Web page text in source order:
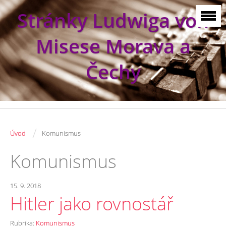
Stránky Ludwiga von
Misese Morava a
Čechy
Úvod / Komunismus
Komunismus
15. 9. 2018
Hitler jako rovnostář
Rubrika: Komunismus